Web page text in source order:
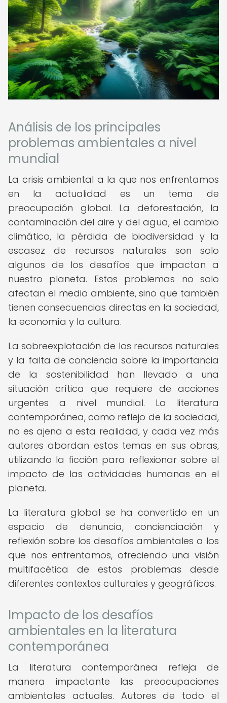
Análisis de los principales
problemas ambientales a nivel
mundial
La crisis ambiental a la que nos enfrentamos
en la actualidad es un tema de
preocupación global. La deforestación, la
contaminación del aire y del agua, el cambio
climático, la pérdida de biodiversidad y la
escasez de recursos naturales son solo
algunos de los desafíos que impactan a
nuestro planeta. Estos problemas no solo
afectan el medio ambiente, sino que también
tienen consecuencias directas en la sociedad,
la economía y la cultura.
La sobreexplotación de los recursos naturales
y la falta de conciencia sobre la importancia
de la sostenibilidad han llevado a una
situación crítica que requiere de acciones
urgentes a nivel mundial. La literatura
contemporánea, como reflejo de la sociedad,
no es ajena a esta realidad, y cada vez más
autores abordan estos temas en sus obras,
utilizando la ficción para reflexionar sobre el
impacto de las actividades humanas en el
planeta.
La literatura global se ha convertido en un
espacio de denuncia, concienciación y
reflexión sobre los desafíos ambientales a los
que nos enfrentamos, ofreciendo una visión
multifacética de estos problemas desde
diferentes contextos culturales y geográficos.
Impacto de los desafíos
ambientales en la literatura
contemporánea
La literatura contemporánea refleja de
manera impactante las preocupaciones
ambientales actuales. Autores de todo el